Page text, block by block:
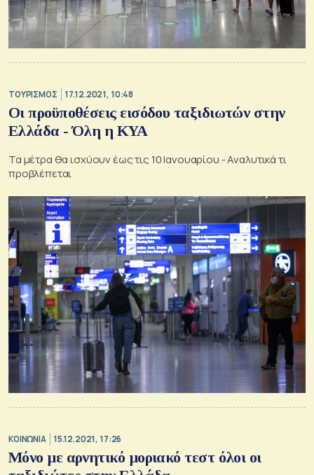
ΤΟΥΡΙΣΜΟΣ 17.12.2021, 10:48
Οι προϋποθέσεις εισόδου ταξιδιωτών στην
Ελλάδα - Όλη η ΚΥΑ
Τα μέτρα θα ισχύουν έως τις 10 Ιανουαρίου - Αναλυτικά τι
προβλέπεται
ΚΟΙΝΩΝΙΑ 15.12.2021, 17:26
Μόνο με αρνητικό μοριακό τεστ όλοι οι